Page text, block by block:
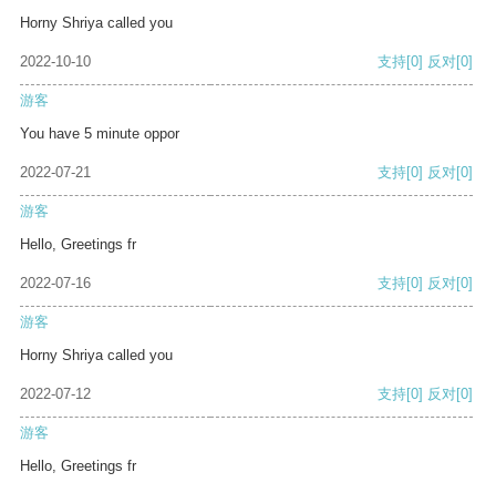
Horny Shriya called you
2022-10-10 支持[0] 反对[0]
游客
You have 5 minute oppor
2022-07-21 支持[0] 反对[0]
游客
Hello, Greetings fr
2022-07-16 支持[0] 反对[0]
游客
Horny Shriya called you
2022-07-12 支持[0] 反对[0]
游客
Hello, Greetings fr